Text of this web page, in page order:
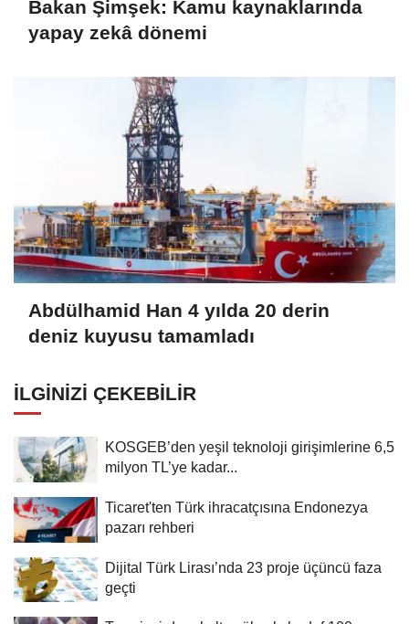
Bakan Şimşek: Kamu kaynaklarında
yapay zekâ dönemi
Abdülhamid Han 4 yılda 20 derin
deniz kuyusu tamamladı
İLGINIZI ÇEKEBILIR
KOSGEB’den yeşil teknoloji girişimlerine 6,5
milyon TL’ye kadar...
Ticaret'ten Türk ihracatçısına Endonezya
pazarı rehberi
Dijital Türk Lirası’nda 23 proje üçüncü faza
geçti